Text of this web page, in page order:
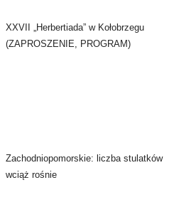
XXVII „Herbertiada” w Kołobrzegu
(ZAPROSZENIE, PROGRAM)
Zachodniopomorskie: liczba stulatków
wciąż rośnie